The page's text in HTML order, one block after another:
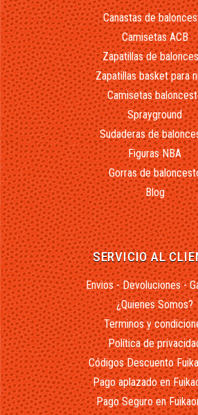
Canastas de
Camisetas ACB
Zapatillas de
Zapatillas basket para
Camisetas
Sprayground
Sudaderas de
Figuras NBA
Gorras de
Blog
SERVICIO AL
Envios - Devoluciones -
¿Quienes Somos?
Terminos y
Política de
Códigos Descuento
Pago aplazado en
Pago Seguro en